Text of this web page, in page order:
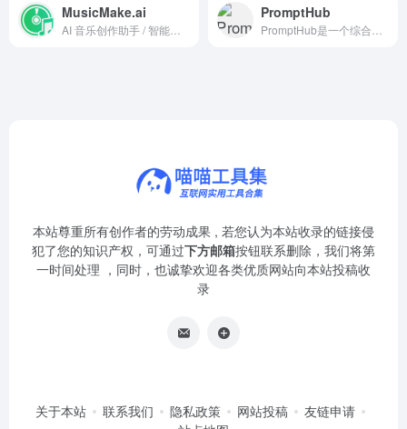
MusicMake.ai PromptHub
本站尊重所有创作者的劳动成果 , 若您认为本站收录的链接侵
犯了您的知识产权，可通过下方邮箱按钮联系删除，我们将第
一时间处理 ，同时，也诚挚欢迎各类优质网站向本站投稿收
录
关于本站 联系我们 隐私政策 网站投稿
友链申请